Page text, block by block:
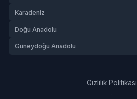
Karadeniz
Doğu Anadolu
Güneydoğu Anadolu
Gizlilik Politikası
·